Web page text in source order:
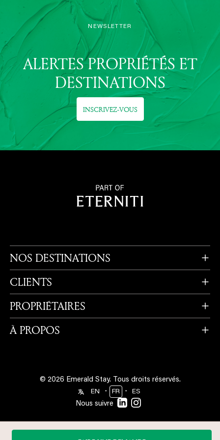
NEWSLETTER
ALERTES PROPRIÉTÉS ET
DESTINATIONS
INSCRIVEZ-VOUS
NOS DESTINATIONS
CLIENTS
PROPRIÉTAIRES
À PROPOS
© 2026 Emerald Stay. Tous droits réservés.
EN ・ FR ・ ES
Nous suivre